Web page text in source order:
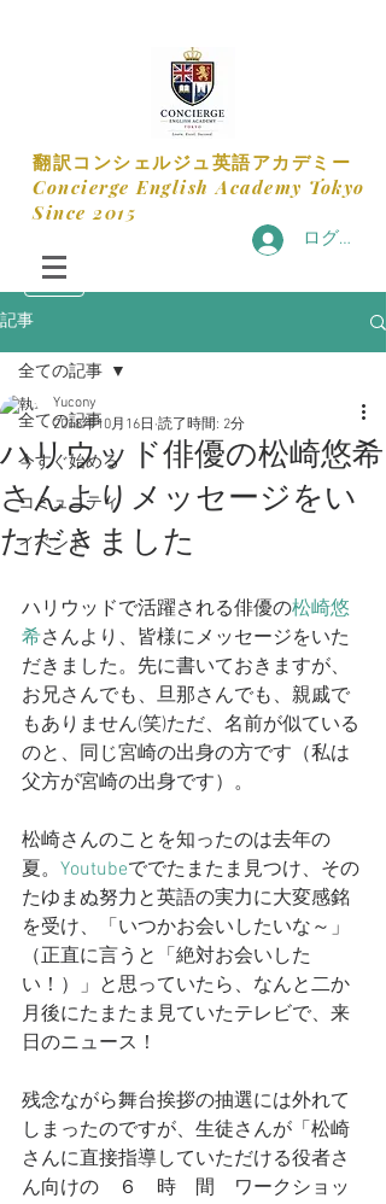
​翻訳コンシェルジュ英語アカデミー
​Concierge English Academy Tokyo
​Since 2015
ログイン
記事
全ての記事
今すぐ始める
コミュニティ
イベント
全ての記事
ハリウッド俳優の松崎悠希
さんよりメッセージをい
ただきました
Yucony
2018年10月16日 読了時間: 2分
ハリウッドで活躍される俳優の松崎悠
希さんより、皆様にメッセージをいた
だきました。先に書いておきますが、
お兄さんでも、旦那さんでも、親戚で
もありません(笑)ただ、名前が似ている
のと、同じ宮崎の出身の方です（私は
父方が宮崎の出身です）。
松崎さんのことを知ったのは去年の
夏。 Youtubeででたまたま見つけ、その
たゆまぬ努力と英語の実力に大変感銘
を受け、「いつかお会いしたいな～」
（正直に言うと「絶対お会いした
い！）」と思っていたら、なんと二か
月後にたまたま見ていたテレビで、来
日のニュース！
残念ながら舞台挨拶の抽選には外れて
しまったのですが、生徒さんが「松崎
さんに直接指導していただける役者さ
ん向けの　６　時　間　ワークショッ